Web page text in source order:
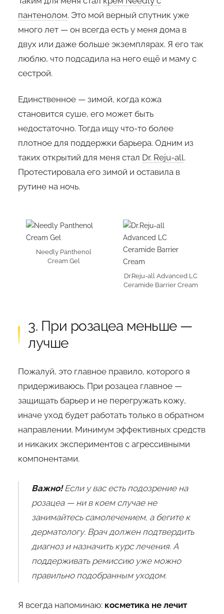
пантенолом. Это мой верный спутник уже
много лет — он всегда есть у меня дома в
двух или даже больше экземплярах. Я его так
люблю, что подсадила на него ещё и маму с
сестрой.
Единственное — зимой, когда кожа
становится суше, его может быть
недостаточно. Тогда ищу что-то более
плотное для поддержки барьера. Одним из
таких открытий для меня стал Dr. Reju-all.
Протестировала его зимой и оставила в
рутине на ночь.
Needly Panthenol
Cream Gel
Dr.Reju-all Advanced LC
Ceramide Barrier Cream
3. При розацеа меньше —
лучше
Пожалуй, это главное правило, которого я
придерживаюсь. При розацеа главное —
защищать барьер и не перегружать кожу,
иначе уход будет работать только в обратном
направлении. Минимум эффективных средств
и никаких экспериментов с агрессивными
компонентами.
Важно!Если у вас есть подозрение на
розацеа — ни в коем случае не
занимайтесь самолечением, а бегите к
дерматологу. Врач должен подтвердить
диагноз и назначить курс лечения. А
поддерживать ремиссию уже можно
правильно подобранным уходом.
Я всегда напоминаю: косметика не лечит